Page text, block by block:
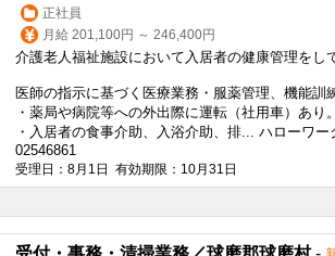
正社員
月給 201,100円 ～ 246,400円
介護老人福祉施設において入居者の健康管理をし
医師の指示に基づく医療業務・服薬管理、機能訓
・薬局や病院等への外出際に運転（社用車）あり。
・入居者の食事介助、入浴介助、排... ハローワー
02546861
受理日：8月1日 有効期限：10月31日